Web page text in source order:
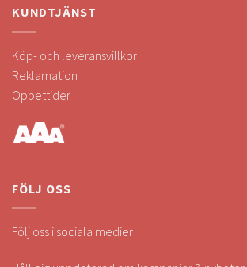
KUNDTJÄNST
Köp- och leveransvillkor
Reklamation
Öppettider
FÖLJ OSS
Följ oss i sociala medier!